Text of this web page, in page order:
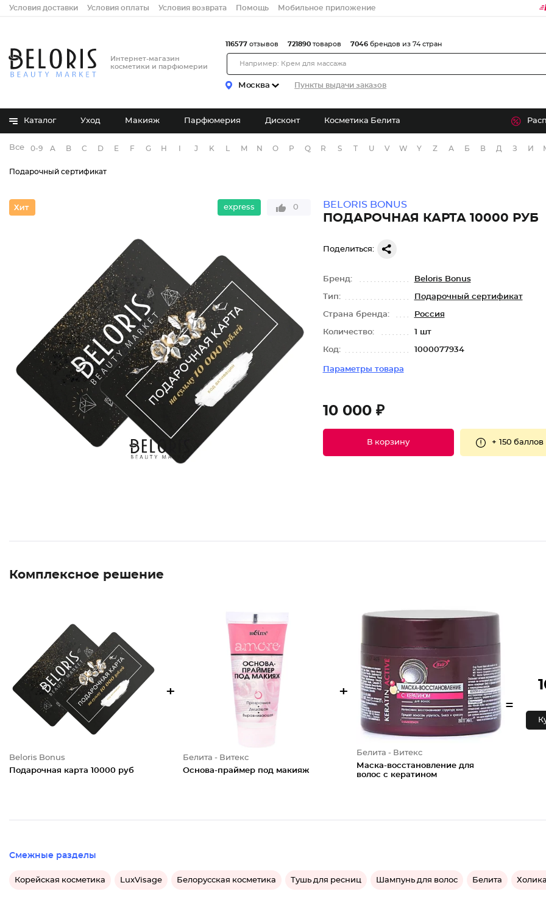
Условия доставки Условия оплаты Условия возврата Помощь Мобильное приложение
Интернет-магазин
косметики и парфюмерии
Москва Пункты выдачи заказов
116577 отзывов 721890 товаров 7046 брендов из 74 стран
Каталог Уход Макияж Парфюмерия Дисконт Косметика Белита
Все бренды
0-9 A B C D E F G H J K M N O P Q R S T U V W Y Z А Б В Д З И
Подарочный сертификат
express 0 BELORIS BONUS
ПОДАРОЧНАЯ КАРТА 10000 РУБ
Поделиться:
Бренд: Beloris Bonus
Тип: Подарочный сертификат
Страна бренда: Россия
Количество: 1 шт
Код: 1000077934
Параметры товара
10 000 ₽
В корзину + 150 баллов
Комплексное решение
Beloris Bonus
Подарочная карта 10000 руб
+
Белита - Витекс
Основа-праймер под макияж
+
Белита - Витекс
Маска-восстановление для
волос с кератином
=
Смежные разделы
Корейская косметика LuxVisage Белорусская косметика Тушь для ресниц Шампунь для волос Белита